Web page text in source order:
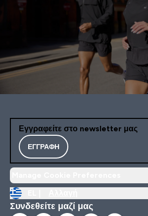
Εγγραφείτε στο newsletter μας
ΕΓΓΡΑΦΉ
Συνδεθείτε μαζί μας